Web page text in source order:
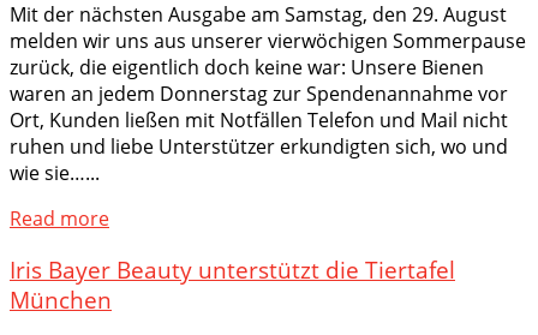
Mit der nächsten Ausgabe am Samstag, den 29. August
melden wir uns aus unserer vierwöchigen Sommerpause
zurück, die eigentlich doch keine war: Unsere Bienen
waren an jedem Donnerstag zur Spendenannahme vor
Ort, Kunden ließen mit Notfällen Telefon und Mail nicht
ruhen und liebe Unterstützer erkundigten sich, wo und
wie sie…...
Read more
Iris Bayer Beauty unterstützt die Tiertafel
München